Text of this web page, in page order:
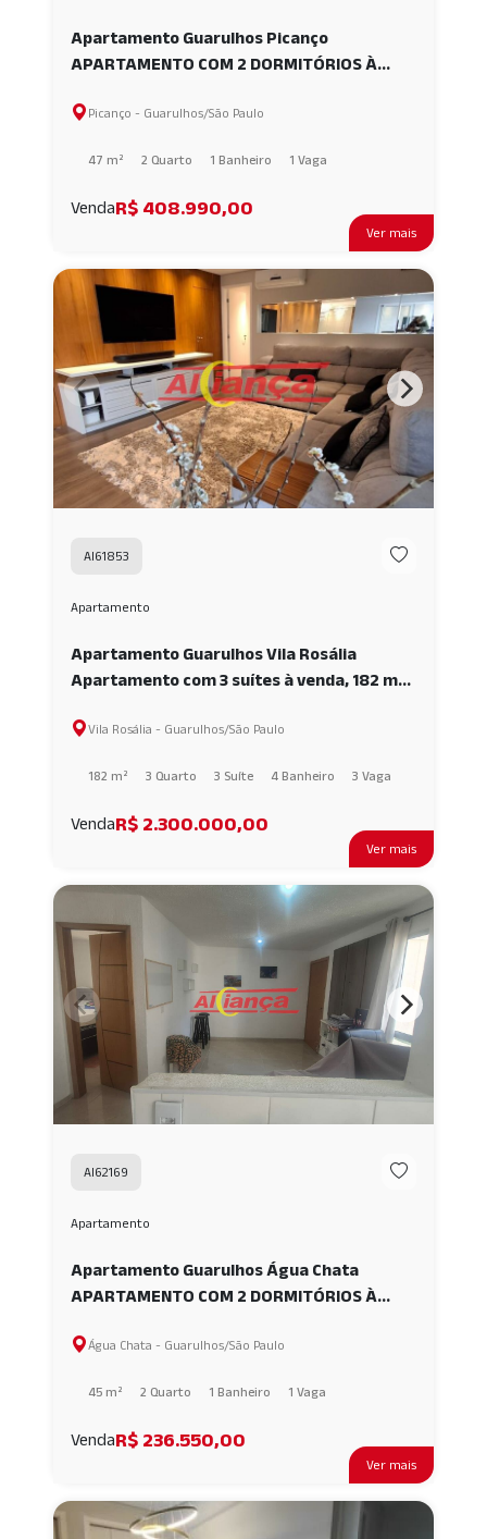
Ver mais
Apartamento Guarulhos Picanço
APARTAMENTO COM 2 DORMITÓRIOS À
GUARULHOS/SP AI51429
Picanço - Guarulhos/São Paulo
47 m² 2 Quarto 1 Banheiro 1 Vaga
VendaR$ 408.990,00
Ver mais
AI61853
Apartamento
Apartamento Guarulhos Vila Rosália
Apartamento com 3 suítes à venda, 182 m²
Vila Rosália - Guarulhos/São Paulo
182 m² 3 Quarto 3 Suíte 4 Banheiro 3 Vaga
VendaR$ 2.300.000,00
Ver mais
AI62169
Apartamento
Apartamento Guarulhos Água Chata
APARTAMENTO COM 2 DORMITÓRIOS À
GUARULHOS/SP AI62169
Água Chata - Guarulhos/São Paulo
45 m² 2 Quarto 1 Banheiro 1 Vaga
VendaR$ 236.550,00